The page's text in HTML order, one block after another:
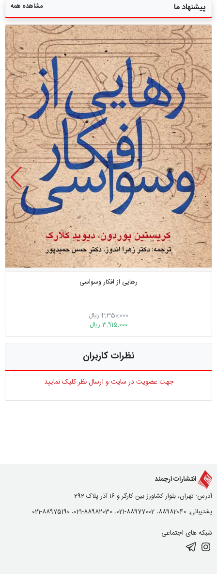
پیشنهاد ما مشاهده همه
رهایی از افکار وسواسی
4,350,000 ریال
3,915,000 ریال
نظرات کاربران
جهت عضویت در سایت و ارسال نظر کلیک نمایید
انتشارات ارجمند
آدرس: تهران، بلوار کشاورز بین کارگر و 16 آذر پلاک 292
پشتیبانی: 88982040، 88977002-021، 88982030-021، 88975190-021
شبکه های اجتماعی